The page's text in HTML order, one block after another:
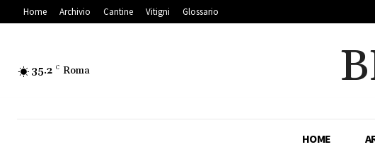
Home Archivio Cantine Vitigni Glossario
35.2 C Roma
HOME